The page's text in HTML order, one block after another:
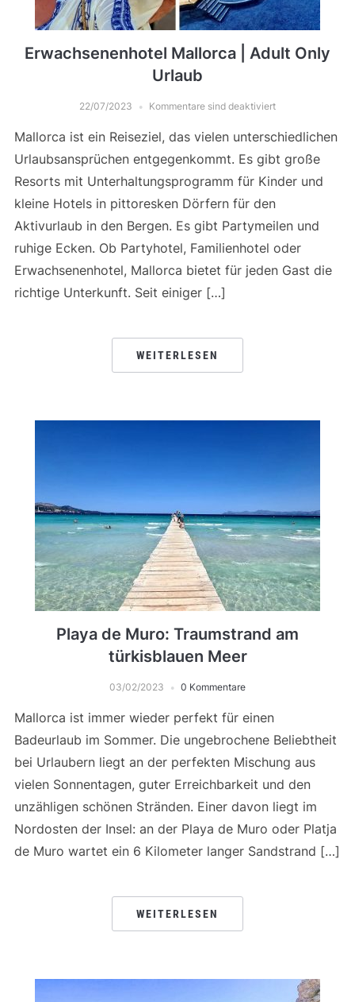
Erwachsenenhotel Mallorca | Adult Only
Urlaub
22/07/2023 Kommentare sind deaktiviert
Mallorca ist ein Reiseziel, das vielen unterschiedlichen
Urlaubsansprüchen entgegenkommt. Es gibt große
Resorts mit Unterhaltungsprogramm für Kinder und
kleine Hotels in pittoresken Dörfern für den
Aktivurlaub in den Bergen. Es gibt Partymeilen und
ruhige Ecken. Ob Partyhotel, Familienhotel oder
Erwachsenenhotel, Mallorca bietet für jeden Gast die
richtige Unterkunft. Seit einiger […]
WEITERLESEN
Playa de Muro: Traumstrand am
türkisblauen Meer
03/02/2023 0 Kommentare
Mallorca ist immer wieder perfekt für einen
Badeurlaub im Sommer. Die ungebrochene Beliebtheit
bei Urlaubern liegt an der perfekten Mischung aus
vielen Sonnentagen, guter Erreichbarkeit und den
unzähligen schönen Stränden. Einer davon liegt im
Nordosten der Insel: an der Playa de Muro oder Platja
de Muro wartet ein 6 Kilometer langer Sandstrand […]
WEITERLESEN